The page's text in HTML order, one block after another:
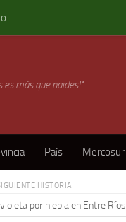
es más que naides!"
País Mercosur
HISTORIA
por niebla en Entre Ríos